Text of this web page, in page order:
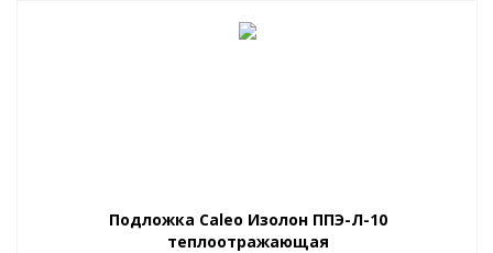
Подложка Caleo Изолон ППЭ-Л-10
теплоотражающая